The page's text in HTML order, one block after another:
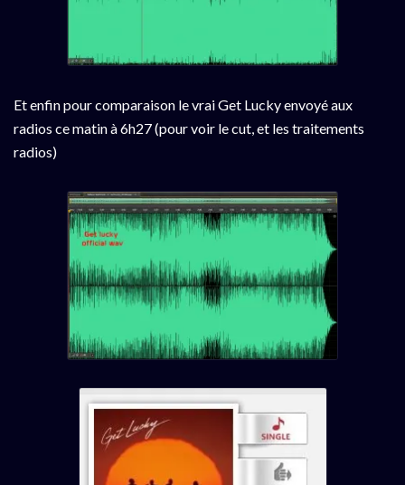
Et enfin pour comparaison le vrai Get Lucky envoyé aux
radios ce matin à 6h27 (pour voir le cut, et les traitements
radios)